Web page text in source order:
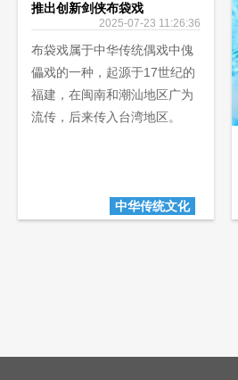
推出创新剑侠布袋戏
2025-07-23 11:26:36
布袋戏属于中华传统偶戏中傀
儡戏的一种，起源于17世纪的
福建，在闽南和潮汕地区广为
流传，后来传入台湾地区。
中华传统文化